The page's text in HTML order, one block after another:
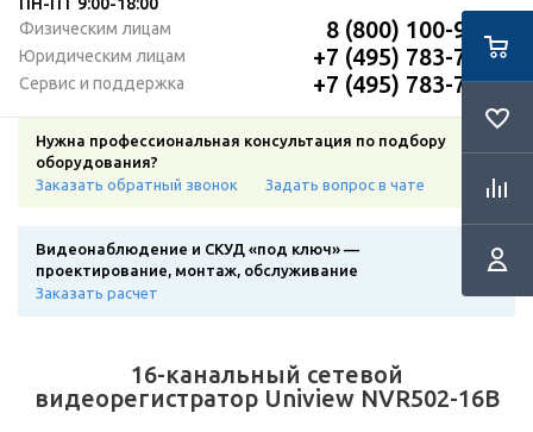
Физическим лицам
8 (800) 100-91-12
Юридическим лицам +7 (495) 783-72-87
Сервис и поддержка +7 (495) 783-72-87
Нужна профессиональная консультация по подбору
оборудования?
Заказать обратный звонок
Задать вопрос в чате
Видеонаблюдение и СКУД «под ключ» —
проектирование, монтаж, обслуживание
Заказать расчет
16-канальный сетевой
видеорегистратор Uniview NVR502-16B